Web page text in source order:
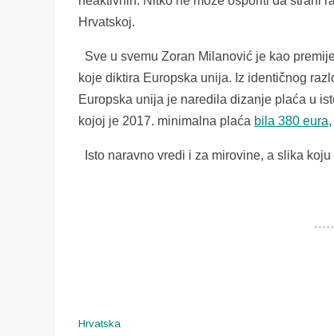
Hrvatskoj.
Sve u svemu Zoran Milanović je kao
koje diktira Europska unija. Iz identičnog
Europska unija je naredila dizanje plaća u
kojoj je 2017. minimalna plaća bila 380 eura
Isto naravno vredi i za mirovine, a slika
Hrvatska